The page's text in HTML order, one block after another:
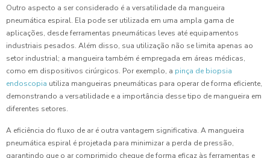
Outro aspecto a ser considerado é a versatilidade da mangueira
pneumática espiral. Ela pode ser utilizada em uma ampla gama de
aplicações, desde ferramentas pneumáticas leves até equipamentos
industriais pesados. Além disso, sua utilização não se limita apenas ao
setor industrial; a mangueira também é empregada em áreas médicas,
como em dispositivos cirúrgicos. Por exemplo, a pinça de biopsia
endoscopia utiliza mangueiras pneumáticas para operar de forma eficiente,
demonstrando a versatilidade e a importância desse tipo de mangueira em
diferentes setores.
A eficiência do fluxo de ar é outra vantagem significativa. A mangueira
pneumática espiral é projetada para minimizar a perda de pressão,
garantindo que o ar comprimido chegue de forma eficaz às ferramentas e